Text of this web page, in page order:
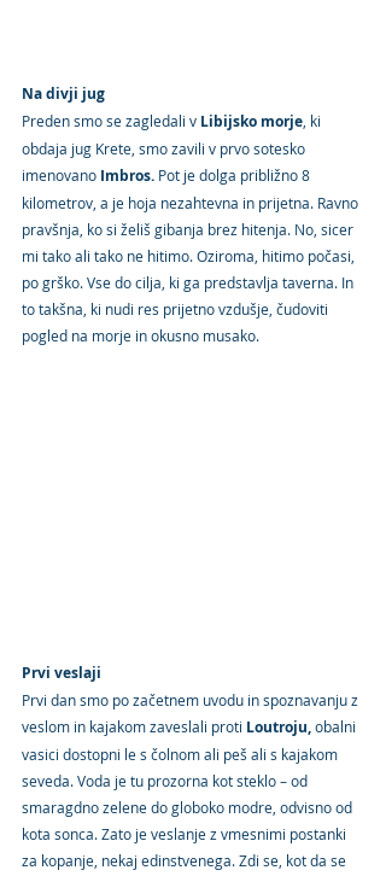
Na divji jug
Preden smo se zagledali v Libijsko morje , ki
obdaja jug Krete, smo zavili v prvo sotesko
imenovano Imbros. Pot je dolga približno 8
kilometrov, a je hoja nezahtevna in prijetna. Ravno
pravšnja, ko si želiš gibanja brez hitenja. No, sicer
mi tako ali tako ne hitimo. Oziroma, hitimo počasi,
po grško. Vse do cilja, ki ga predstavlja taverna. In
to takšna, ki nudi res prijetno vzdušje, čudoviti
pogled na morje in okusno musako.
Prvi veslaji
Prvi dan smo po začetnem uvodu in spoznavanju z
veslom in kajakom zaveslali proti Loutroju, obalni
vasici dostopni le s čolnom ali peš ali s kajakom
seveda. Voda je tu prozorna kot steklo – od
smaragdno zelene do globoko modre, odvisno od
kota sonca. Zato je veslanje z vmesnimi postanki
za kopanje, nekaj edinstvenega. Zdi se, kot da se